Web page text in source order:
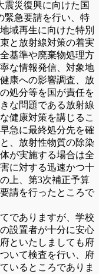
震災復興に向けた国
緊急要請を行い、特
域再生に向けた特別
と放射線対策の着実
基準や廃棄物処理方
な情報発信、対象地
康への影響調査、放
処分等を国が責任を
な問題である放射線
健康対策を講じるこ
急に最終処分先を確
、放射性物質の除染
が実施する場合は全
に対する迅速かつ十
上、第3次補正予算
請を行ったところで
でありますが、学校
設置者が十分に安心
といたしましても府
いて検査を行い、府
いるところでありま